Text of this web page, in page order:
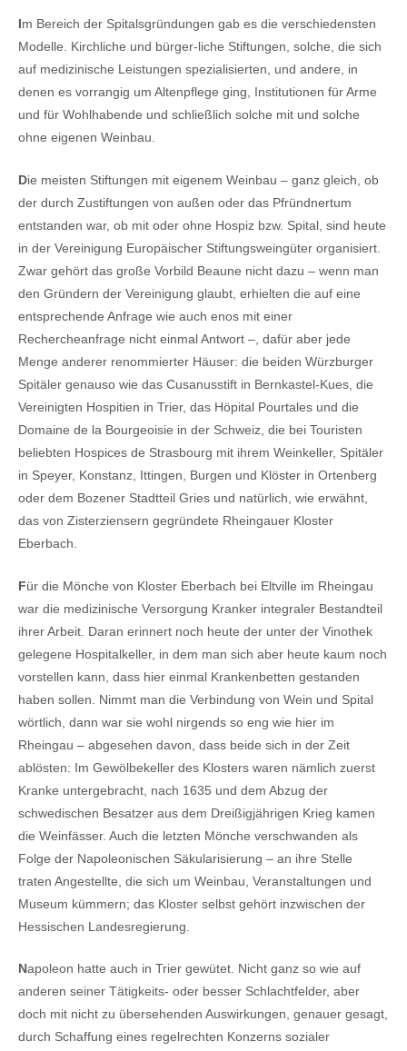
Im Bereich der Spitalsgründungen gab es die verschiedensten
Modelle. Kirchliche und bürger-liche Stiftungen, solche, die sich
auf medizinische Leistungen spezialisierten, und andere, in
denen es vorrangig um Altenpflege ging, Institutionen für Arme
und für Wohlhabende und schließlich solche mit und solche
ohne eigenen Weinbau.
Die meisten Stiftungen mit eigenem Weinbau – ganz gleich, ob
der durch Zustiftungen von außen oder das Pfründnertum
entstanden war, ob mit oder ohne Hospiz bzw. Spital, sind heute
in der Vereinigung Europäischer Stiftungsweingüter organisiert.
Zwar gehört das große Vorbild Beaune nicht dazu – wenn man
den Gründern der Vereinigung glaubt, erhielten die auf eine
entsprechende Anfrage wie auch enos mit einer
Rechercheanfrage nicht einmal Antwort –, dafür aber jede
Menge anderer renommierter Häuser: die beiden Würzburger
Spitäler genauso wie das Cusanusstift in Bernkastel-Kues, die
Vereinigten Hospitien in Trier, das Höpital Pourtales und die
Domaine de la Bourgeoisie in der Schweiz, die bei Touristen
beliebten Hospices de Strasbourg mit ihrem Weinkeller, Spitäler
in Speyer, Konstanz, Ittingen, Burgen und Klöster in Ortenberg
oder dem Bozener Stadtteil Gries und natürlich, wie erwähnt,
das von Zisterziensern gegründete Rheingauer Kloster
Eberbach.
Für die Mönche von Kloster Eberbach bei Eltville im Rheingau
war die medizinische Versorgung Kranker integraler Bestandteil
ihrer Arbeit. Daran erinnert noch heute der unter der Vinothek
gelegene Hospitalkeller, in dem man sich aber heute kaum noch
vorstellen kann, dass hier einmal Krankenbetten gestanden
haben sollen. Nimmt man die Verbindung von Wein und Spital
wörtlich, dann war sie wohl nirgends so eng wie hier im
Rheingau – abgesehen davon, dass beide sich in der Zeit
ablösten: Im Gewölbekeller des Klosters waren nämlich zuerst
Kranke untergebracht, nach 1635 und dem Abzug der
schwedischen Besatzer aus dem Dreißigjährigen Krieg kamen
die Weinfässer. Auch die letzten Mönche verschwanden als
Folge der Napoleonischen Säkularisierung – an ihre Stelle
traten Angestellte, die sich um Weinbau, Veranstaltungen und
Museum kümmern; das Kloster selbst gehört inzwischen der
Hessischen Landesregierung.
Napoleon hatte auch in Trier gewütet. Nicht ganz so wie auf
anderen seiner Tätigkeits- oder besser Schlachtfelder, aber
doch mit nicht zu übersehenden Auswirkungen, genauer gesagt,
durch Schaffung eines regelrechten Konzerns sozialer